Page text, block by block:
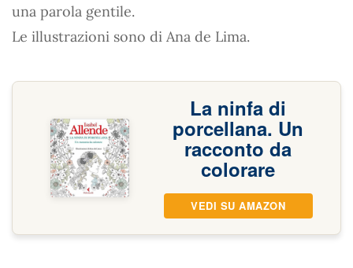
una parola gentile.
Le illustrazioni sono di Ana de Lima.
La ninfa di
porcellana. Un
racconto da
colorare
VEDI SU AMAZON